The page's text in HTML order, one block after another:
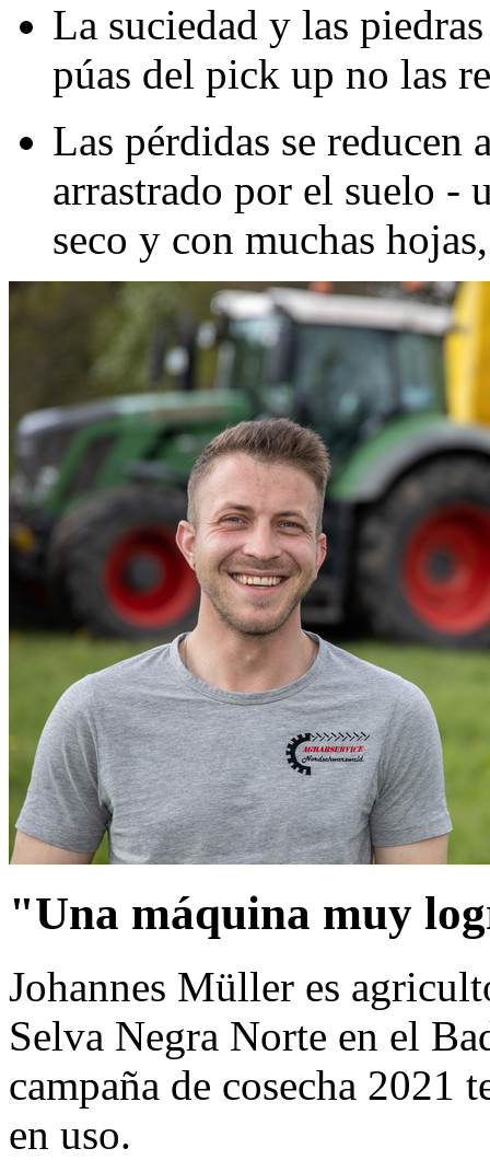
La suciedad y las
púas del pick up no las
Las pérdidas se
arrastrado por el suelo -
seco y con muchas
"Una máquina muy
Johannes Müller es
Selva Negra Norte en el
campaña de cosecha
en uso.